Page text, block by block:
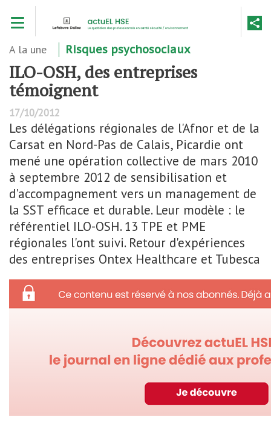
contenu
A la une Risques psychosociaux
ILO-OSH, des entreprises
témoignent
17/10/2012
Les délégations régionales de l'Afnor et de la
Carsat en Nord-Pas de Calais, Picardie ont
mené une opération collective de mars 2010
à septembre 2012 de sensibilisation et
d'accompagnement vers un management de
la SST efficace et durable. Leur modèle : le
référentiel ILO-OSH. 13 TPE et PME
régionales l'ont suivi. Retour d'expériences
des entreprises Ontex Healthcare et Tubesca